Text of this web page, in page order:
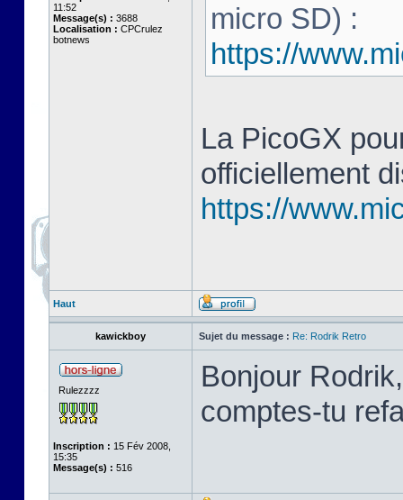
11:52
Message(s) : 3688
Localisation : CPCrulez
botnews
micro SD) :
https://
La PicoGX
officiellement
https://
Haut
kawickboy Sujet du message : Re: Rodrik Retro
Rulezzzz
Inscription : 15 Fév 2008,
15:35
Message(s) : 516
Bonjour
comptes-tu